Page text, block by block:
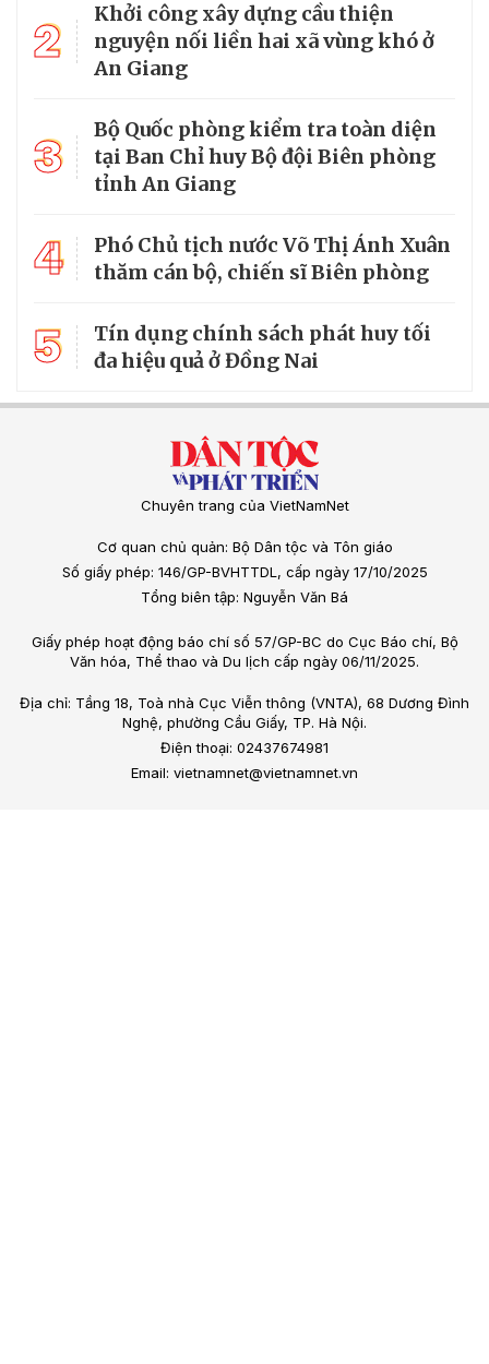
2
Khởi công xây dựng cầu thiện
nguyện nối liền hai xã vùng khó ở
An Giang
3
Bộ Quốc phòng kiểm tra toàn diện
tại Ban Chỉ huy Bộ đội Biên phòng
tỉnh An Giang
4
Phó Chủ tịch nước Võ Thị Ánh Xuân
thăm cán bộ, chiến sĩ Biên phòng
5
Tín dụng chính sách phát huy tối
đa hiệu quả ở Đồng Nai
Chuyên trang của VietNamNet
Cơ quan chủ quản: Bộ Dân tộc và Tôn giáo
Số giấy phép: 146/GP-BVHTTDL, cấp ngày 17/10/2025
Tổng biên tập: Nguyễn Văn Bá
Giấy phép hoạt động báo chí số 57/GP-BC do Cục Báo chí, Bộ
Văn hóa, Thể thao và Du lịch cấp ngày 06/11/2025.
Địa chỉ: Tầng 18, Toà nhà Cục Viễn thông (VNTA), 68 Dương Đình
Nghệ, phường Cầu Giấy, TP. Hà Nội.
Điện thoại: 02437674981
Email: vietnamnet@vietnamnet.vn